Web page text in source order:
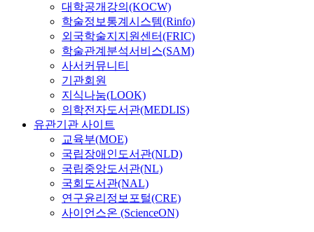
대학공개강의(KOCW)
학술정보통계시스템(Rinfo)
외국학술지지원센터(FRIC)
학술관계분석서비스(SAM)
사서커뮤니티
기관회원
지식나눔(LOOK)
의학전자도서관(MEDLIS)
유관기관 사이트
교육부(MOE)
국립장애인도서관(NLD)
국립중앙도서관(NL)
국회도서관(NAL)
연구윤리정보포털(CRE)
사이언스온 (ScienceON)